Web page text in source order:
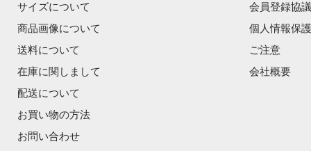
サイズについて
商品画像について
送料について
在庫に関しまして
配送について
お買い物の方法
お問い合わせ
会員登録協
個人情報保
ご注意
会社概要